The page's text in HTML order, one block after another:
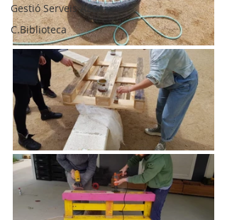
Gestió Serveis AESA
C.Biblioteca